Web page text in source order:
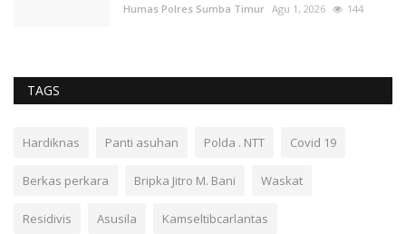
Humas Polres Sumba Timur Agu 1, 2026 144
TAGS
Hardiknas Panti asuhan Polda . NTT Covid 19
Berkas perkara Bripka Jitro M. Bani Waskat
Residivis Asusila Kamseltibcarlantas